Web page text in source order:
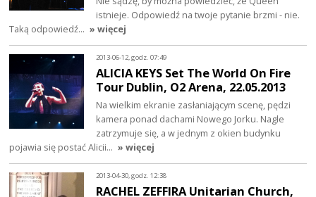
istnieje. Odpowiedź na twoje pytanie brzmi - nie.
Taką odpowiedź… » więcej
2013-06-12, godz. 07:49
ALICIA KEYS Set The World On Fire
Tour Dublin, O2 Arena, 22.05.2013
Na wielkim ekranie zasłaniającym scenę, pędzi
kamera ponad dachami Nowego Jorku. Nagle
zatrzymuje się, a w jednym z okien budynku
pojawia się postać Alicii… » więcej
2013-04-30, godz. 12:38
RACHEL ZEFFIRA Unitarian Church,